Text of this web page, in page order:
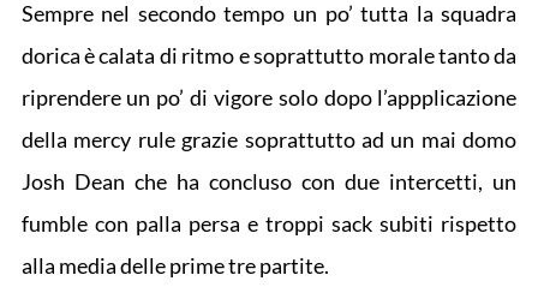
Sempre nel secondo tempo un po’ tutta la squadra
dorica è calata di ritmo e soprattutto morale tanto da
riprendere un po’ di vigore solo dopo l’appplicazione
della mercy rule grazie soprattutto ad un mai domo
Josh Dean che ha concluso con due intercetti, un
fumble con palla persa e troppi sack subiti rispetto
alla media delle prime tre partite.